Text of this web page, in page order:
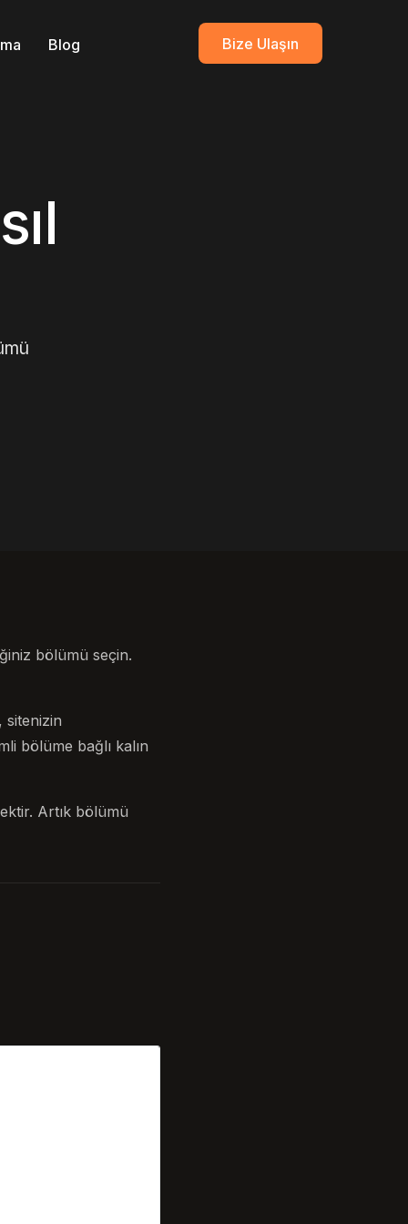
Blog Bize Ulaşın
bölümü seçin.
sitenizin
bölüme bağlı kalın
Artık bölümü